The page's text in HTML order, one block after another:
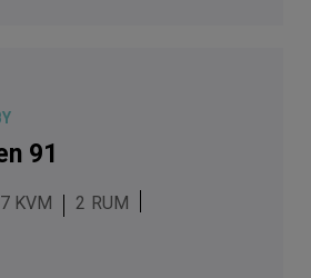
91
2
KVM